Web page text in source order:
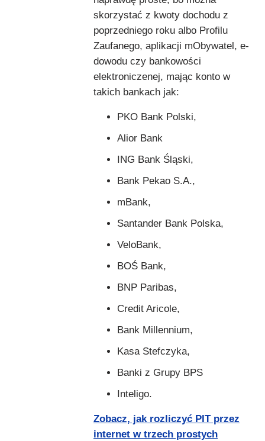
skorzystać z kwoty dochodu z
poprzedniego roku albo Profilu
Zaufanego, aplikacji mObywatel, e-
dowodu czy bankowości
elektroniczenej, mając konto w
takich bankach jak:
PKO Bank Polski,
Alior Bank
ING Bank Śląski,
Bank Pekao S.A.,
mBank,
Santander Bank Polska,
VeloBank,
BOŚ Bank,
BNP Paribas,
Credit Aricole,
Bank Millennium,
Kasa Stefczyka,
Banki z Grupy BPS
Inteligo.
Zobacz, jak rozliczyć PIT przez
internet w trzech prostych